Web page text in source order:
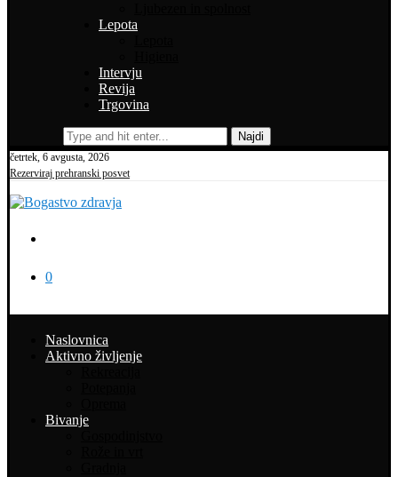
Lepota
Intervju
Revija
Trgovina
Najdi
četrtek, 6 avgusta, 2026
Rezerviraj prehranski posvet
0
Naslovnica
Aktivno življenje
Bivanje